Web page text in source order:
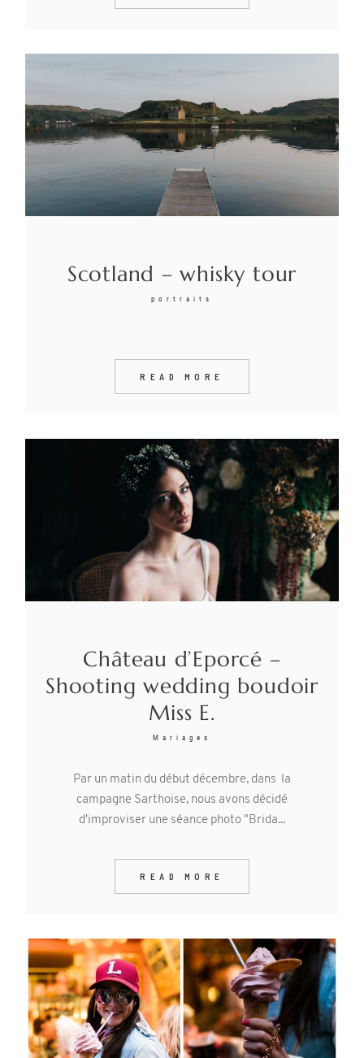
Scotland – whisky tour
portraits
READ MORE
Château d’Eporcé –
Shooting wedding boudoir
Miss E.
Mariages
Par un matin du début décembre, dans la
campagne Sarthoise, nous avons décidé
d'improviser une séance photo "Brida...
READ MORE